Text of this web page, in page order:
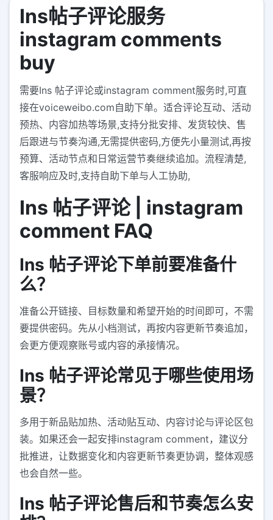
Ins帖子评论服务
instagram comments
buy
需要Ins 帖子评论或instagram comment服务时,可直
接在voiceweibo.com自助下单。适合评论互动、活动
预热、内容加热等场景,支持分批安排、发货较快、售
后跟进与节奏沟通,无需提供密码,方便先小量测试,再按
预算、活动节点和日常运营节奏继续追加。流程清楚,
客服响应及时,支持自助下单与人工协助,
Ins 帖子评论 | instagram
comment FAQ
Ins 帖子评论下单前要准备什
么？
准备公开链接、目标数量和希望开始的时间即可，不需
要提供密码。先从小档测试，再按内容更新节奏追加，
会更方便观察账号或内容的承接情况。
Ins 帖子评论常见于哪些使用场
景？
多用于新品贴加热、活动贴互动、内容讨论与评论区包
装。如果还会一起安排instagram comment，建议分
批推进，让数据变化和内容更新节奏更协调，整体观感
也会自然一些。
Ins 帖子评论售后和节奏怎么安